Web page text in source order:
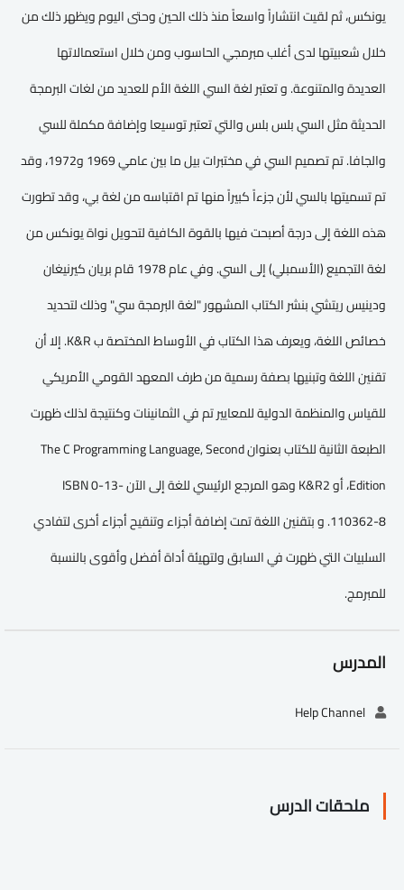
يونكس، ثم لقيت انتشاراً واسعاً منذ ذلك الحين وحتى اليوم ويظهر ذلك من
خلال شعبيتها لدى أغلب مبرمجي الحاسوب ومن خلال استعمالاتها
العديدة والمتنوعة. و تعتبر لغة السي اللغة الأم للعديد من لغات البرمجة
الحديثة مثل السي بلس بلس والتي تعتبر توسيعا وإضافة مكملة للسي
والجافا. تم تصميم السي في مختبرات بيل ما بين عامي 1969 و1972، وقد
تم تسميتها بالسي لأن جزءاً كبيراً منها تم اقتباسه من لغة بي، وقد تطورت
هذه اللغة إلى درجة أصبحت فيها بالقوة الكافية لتحويل نواة يونكس من
لغة التجميع (الأسمبلي) إلى السي. وفي عام 1978 قام بريان كيرنيغان
ودينيس ريتشي بنشر الكتاب المشهور "لغة البرمجة سي" وذلك لتحديد
خصائص اللغة، ويعرف هذا الكتاب في الأوساط المختصة ب K&R. إلا أن
تقنين اللغة وتبنيها بصفة رسمية من طرف المعهد القومي الأمريكي
للقياس والمنظمة الدولية للمعايير تم في الثمانينات وكنتيجة لذلك ظهرت
الطبعة الثانية للكتاب بعنوان The C Programming Language, Second
Edition، أو K&R2 وهو المرجع الرئيسي للغة إلى الآن ISBN 0-13-
110362-8. و بتقنين اللغة تمت إضافة أجزاء وتنقيح أجزاء أخرى لتفادي
السلبيات التي ظهرت في السابق ولتهيئة أداة أفضل وأقوى بالنسبة
للمبرمج.
المدرس
ملحقات الدرس